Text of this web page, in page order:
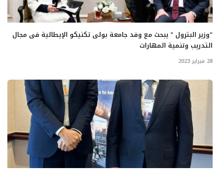
"وزير البترول " يبحث مع وفد جامعة بولى تكنيكو الإيطالية فى مجال
التدريب وتنمية المهارات
28 فبراير 2023